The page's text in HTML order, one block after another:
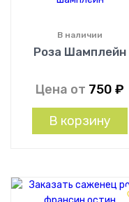
Роза Шамплейн
В наличии
Цена от 750 ₽
В корзину